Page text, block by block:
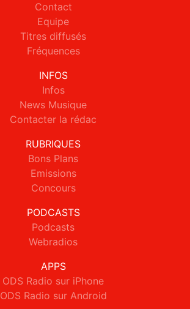
Contact
Equipe
Titres diffusés
Fréquences
INFOS
Infos
News Musique
Contacter la rédac
RUBRIQUES
Bons Plans
Emissions
Concours
PODCASTS
Podcasts
Webradios
APPS
ODS Radio sur iPhone
ODS Radio sur Android